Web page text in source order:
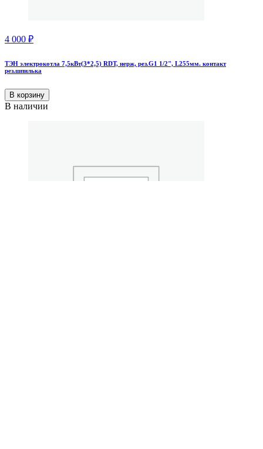
4 000 ₽
ТЭН электрокотла 7,5кВт(3*2,5) RDT, нерж, рез.G1 1/2", L255мм. контакт
рез.шпилька
В корзину
В наличии